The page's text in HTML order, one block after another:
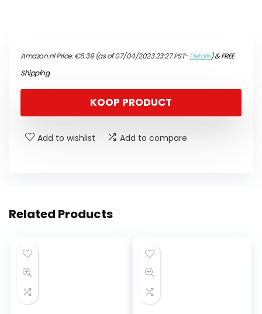
Amazon.nl Price:€6.39(as of 07/04/2023 23:27 PST-Details)&FREE
Shipping.
KOOP PRODUCT
Add to wishlist Add to compare
Related Products